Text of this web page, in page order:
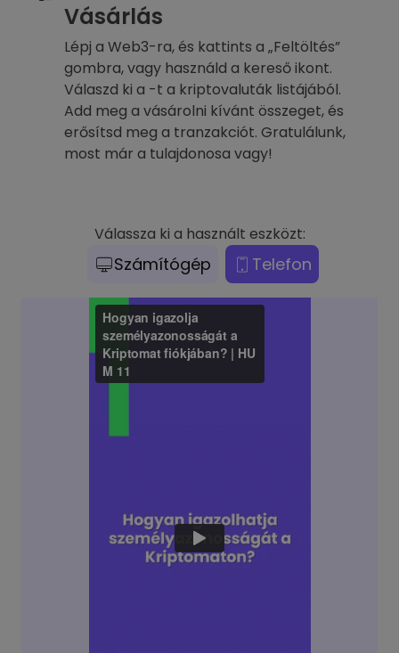
Vásárlás
Lépj a Web3-ra, és kattints a „Feltöltés”
gombra, vagy használd a kereső ikont.
Válaszd ki a -t a kriptovaluták listájából.
Add meg a vásárolni kívánt összeget, és
erősítsd meg a tranzakciót. Gratulálunk,
most már a tulajdonosa vagy!
Válassza ki a használt eszközt:
Számítógép Telefon